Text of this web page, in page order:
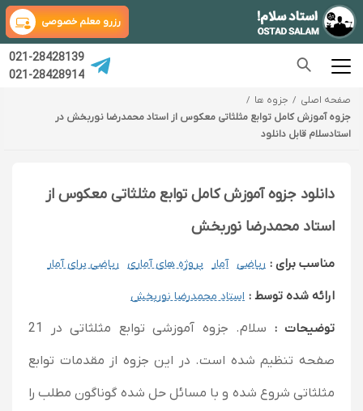
رزرو معلم خصوصی
021-28428139
021-28428914
صفحه اصلی
جزوه ها
جزوه آموزش کامل توابع مثلثاتی معکوس از استاد محمدرضا نوربخش در
استادسلام قابل دانلود
دانلود جزوه آموزش کامل توابع مثلثاتی معکوس از
استاد محمدرضا نوربخش
مناسب برای : ریاضی آمار پروژه های آماری ریاضی برای آمار
ارائه شده توسط : استاد محمدرضا نوربخش
توضیحات :
سلام. جزوه آموزشی توابع مثلثاتی در 21
صفحه تنظیم شده است. در این جزوه از مقدمات توابع
مثلثاتی شروع شده و با مسائل حل شده گوناگون مطلب را